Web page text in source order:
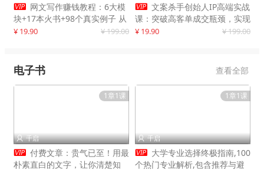
 网文写作赚钱教程：6大模
块+17本火书+98个真实例子 从
入门到精通实战方法
¥ 19.90 ¥ 199.00
 文案杀手创始人IP高端实战
课：突破高客单成交瓶颈，实现
IP商业价值最大化
¥ 19.90 ¥ 199.00
电子书 查看全部
1章1课
 千启
 付费文章：贵气已至！用最
朴素直白的文字，让你清楚知
1章1课
 千启
 大学专业选择终极指南,100
个热门专业解析,包含推荐与避